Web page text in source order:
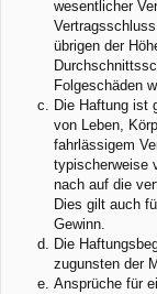
wesentlicher
übrigen der
Folgeschäden
Die Haftung ist
von Leben,
fahrlässigem
typischerweise
nach auf die
Dies gilt auch
Gewinn.
Die
zugunsten der
Ansprüche für